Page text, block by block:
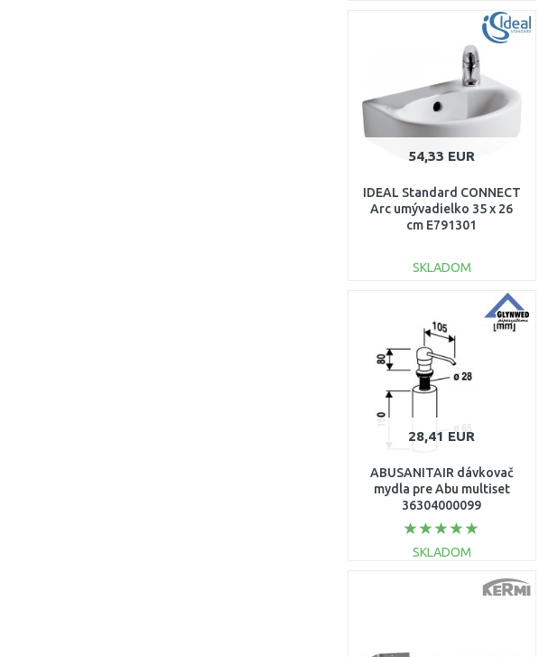
DO KOŠÍKA
Porovnať
54,33 EUR
IDEAL Standard CONNECT
Arc umývadielko 35 x 26
cm E791301
SKLADOM
Porovnať
28,41 EUR
ABUSANITAIR dávkovač
mydla pre Abu multiset
36304000099
SKLADOM
DO KOŠÍKA